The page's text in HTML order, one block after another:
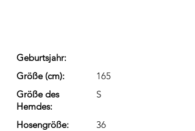
Geburtsjahr:
Größe (cm):
165
Größe des
Hemdes:
S
Hosengröße:
36